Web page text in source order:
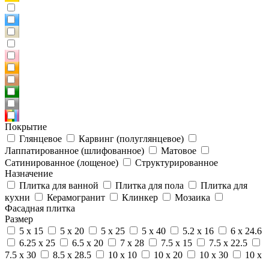
Покрытие
Глянцевое
Карвинг (полуглянцевое)
Лаппатированное (шлифованное)
Матовое
Сатинированное (лощеное)
Структурированное
Назначение
Плитка для ванной
Плитка для пола
Плитка для
кухни
Керамогранит Клинкер
Мозаика
Фасадная плитка
Размер
5 x 15
5 x 20 5 x 25 5 x 40 5.2 x 16
6 x 24.6
6.25 x 25
6.5 x 20 7 x 28 7.5 x 15
7.5 x 22.5
7.5 x 30
8.5 x 28.5 10 x 10 10 x 20 10 x 30 10 x